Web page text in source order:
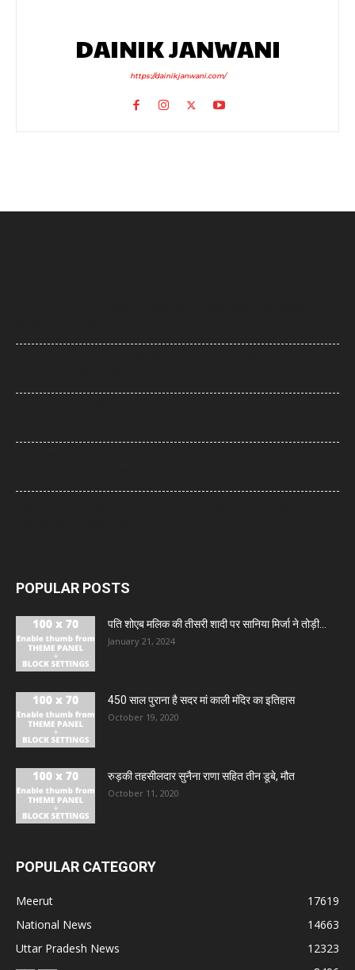
DAINIK JANWANI
https://dainikjanwani.com/
POPULAR POSTS
पति शोएब मलिक की तीसरी शादी पर सानिया मिर्जा ने तोड़ी...
January 21, 2024
450 साल पुराना है सदर मां काली मंदिर का इतिहास
October 19, 2020
रुड़की तहसीलदार सुनैना राणा सहित तीन डूबे, मौत
October 11, 2020
POPULAR CATEGORY
Meerut
17619
National News
14663
Uttar Pradesh News
12323